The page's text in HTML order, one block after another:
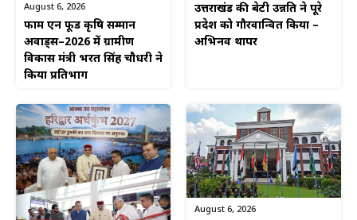
August 6, 2026
फार्म एन फूड कृषि सम्मान
अवार्ड्स–2026 में ग्रामीण
विकास मंत्री भरत सिंह चौधरी ने
किया प्रतिभाग
उत्तराखंड की बेटी उन्नति ने पूरे
प्रदेश को गौरवान्वित किया –
अभिनव थापर
August 6, 2026